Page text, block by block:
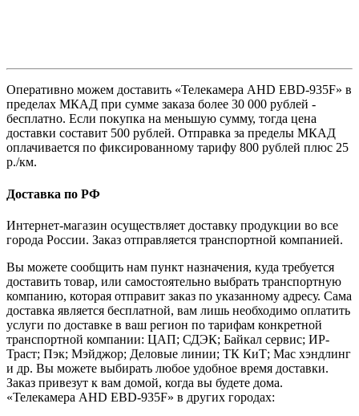
Оперативно можем доставить «Телекамера AHD EBD-935F» в
пределах МКАД при сумме заказа более 30 000 рублей -
бесплатно. Если покупка на меньшую сумму, тогда цена
доставки составит 500 рублей. Отправка за пределы МКАД
оплачивается по фиксированному тарифу 800 рублей плюс 25
р./км.
Доставка по РФ
Интернет-магазин осуществляет доставку продукции во все
города России. Заказ отправляется транспортной компанией.
Вы можете сообщить нам пункт назначения, куда требуется
доставить товар, или самостоятельно выбрать транспортную
компанию, которая отправит заказ по указанному адресу. Сама
доставка является бесплатной, вам лишь необходимо оплатить
услуги по доставке в ваш регион по тарифам конкретной
транспортной компании: ЦАП; СДЭК; Байкал сервис; ИР-
Траст; Пэк; Мэйджор; Деловые линии; ТК КиТ; Мас хэндлинг
и др. Вы можете выбирать любое удобное время доставки.
Заказ привезут к вам домой, когда вы будете дома.
«Телекамера AHD EBD-935F» в других городах: